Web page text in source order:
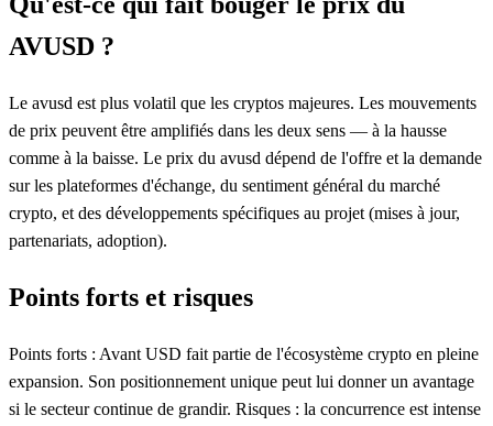
AVUSD ?
Le avusd est plus volatil que les cryptos majeures. Les mouvements
de prix peuvent être amplifiés dans les deux sens — à la hausse
comme à la baisse. Le prix du avusd dépend de l'offre et la demande
sur les plateformes d'échange, du sentiment général du marché
crypto, et des développements spécifiques au projet (mises à jour,
partenariats, adoption).
Points forts et risques
Points forts : Avant USD fait partie de l'écosystème crypto en pleine
expansion. Son positionnement unique peut lui donner un avantage
si le secteur continue de grandir. Risques : la concurrence est intense